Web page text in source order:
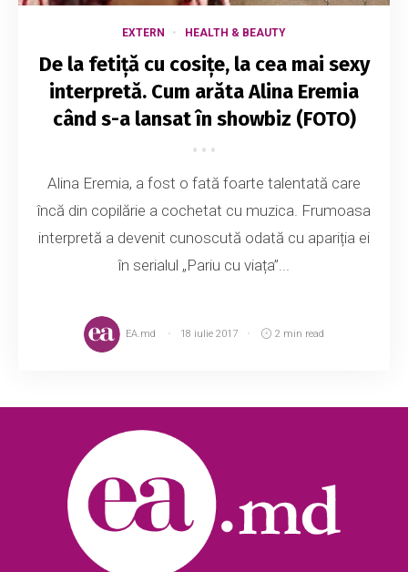
EXTERN HEALTH & BEAUTY
De la fetiță cu cosițe, la cea mai sexy
interpretă. Cum arăta Alina Eremia
când s-a lansat în showbiz (FOTO)
Alina Eremia, a fost o fată foarte talentată care
încă din copilărie a cochetat cu muzica. Frumoasa
interpretă a devenit cunoscută odată cu apariția ei
în serialul „Pariu cu viața”...
EA.md 18 iulie 2017 2 min read